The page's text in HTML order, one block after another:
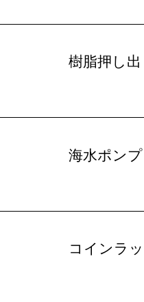
樹脂押し
海水ポンプ
コインラ